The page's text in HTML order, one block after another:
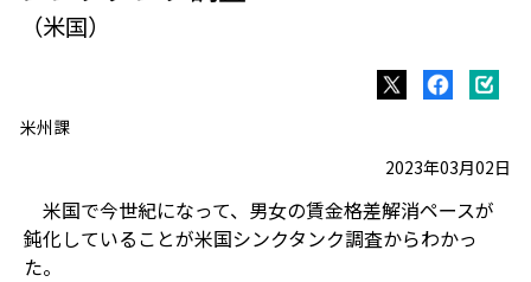
（米国）
米州課
2023年03月02日
米国で今世紀になって、男女の賃金格差解消ペースが
鈍化していることが米国シンクタンク調査からわかっ
た。